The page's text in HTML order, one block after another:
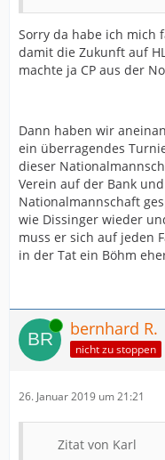
Sorry da habe ich mich
damit die Zukunft auf
machte ja CP aus der
Dann haben wir
ein überragendes
dieser
Verein auf der Bank
Nationalmannschaft
wie Dissinger wieder
muss er sich auf jeden
in der Tat ein Böhm
Online bernhard R.
nicht zu stoppen
26. Januar 2019 um 21:21
Zitat von Karl